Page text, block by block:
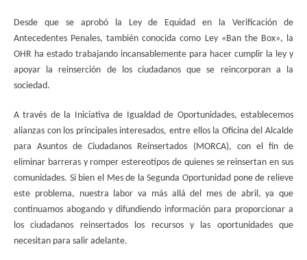
Desde que se aprobó la Ley de Equidad en la Verificación de
Antecedentes Penales, también conocida como Ley «Ban the Box», la
OHR ha estado trabajando incansablemente para hacer cumplir la ley y
apoyar la reinserción de los ciudadanos que se reincorporan a la
sociedad.
A través de la Iniciativa de Igualdad de Oportunidades, establecemos
alianzas con los principales interesados, entre ellos la Oficina del Alcalde
para Asuntos de Ciudadanos Reinsertados (MORCA), con el fin de
eliminar barreras y romper estereotipos de quienes se reinsertan en sus
comunidades. Si bien el Mes de la Segunda Oportunidad pone de relieve
este problema, nuestra labor va más allá del mes de abril, ya que
continuamos abogando y difundiendo información para proporcionar a
los ciudadanos reinsertados los recursos y las oportunidades que
necesitan para salir adelante.